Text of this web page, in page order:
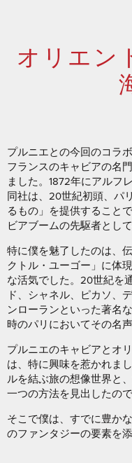
オリエン
プルニエとの今回のコラ
フランスのキャビアの名
ました。1872年にアルフ
同社は、20世紀初頭、パ
るもの」を提供すること
ビアブームの先駆者とし
特に僕を魅了したのは、
クトル・ユーゴー」に体
な活気でした。20世紀を
ド、シャネル、ピカソ、
ンローランといった著名
時のパリにおいてその名
プルニエのキャビアとオ
は、特に興味を惹かれま
ルを結ぶ旅の想像世界と
一つの方法を見出したので
そこで僕は、すでに豊か
のファンタジーの要素を